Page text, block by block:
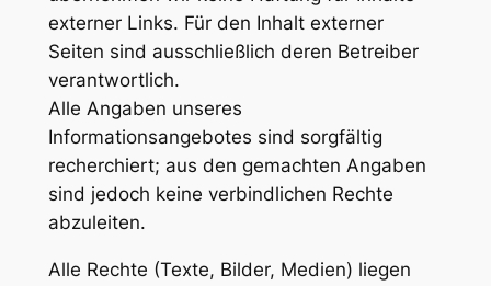
externer Links. Für den Inhalt externer
Seiten sind ausschließlich deren Betreiber
verantwortlich.
Alle Angaben unseres
Informationsangebotes sind sorgfältig
recherchiert; aus den gemachten Angaben
sind jedoch keine verbindlichen Rechte
abzuleiten.
Alle Rechte (Texte, Bilder, Medien) liegen